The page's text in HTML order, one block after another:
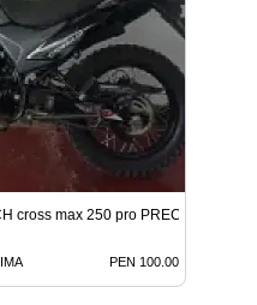
cross max 250 pro PRECIO DE
PEN 100.00